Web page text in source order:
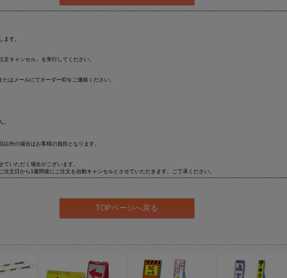
す。
キャンセル」を実行してください。
はメールにてオーダーIDをご連絡ください。
。
外の場合はお客様の負担となります。
いただく場合がございます。
文日から1週間後にご注文を自動キャンセルとさせていただきます。ご了承ください。
TOPページへ戻る